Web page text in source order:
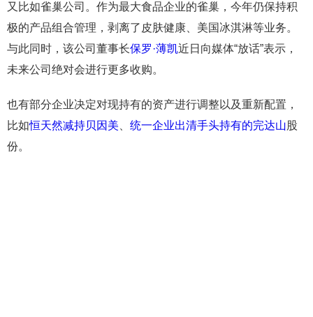
又比如雀巢公司。作为最大食品企业的雀巢，今年仍保持积
极的产品组合管理，剥离了皮肤健康、美国冰淇淋等业务。
与此同时，该公司董事长保罗·薄凯近日向媒体“放话”表示，
未来公司绝对会进行更多收购。
也有部分企业决定对现持有的资产进行调整以及重新配置，
比如恒天然减持贝因美 统一企业出清手头持有的完达山 股
份。